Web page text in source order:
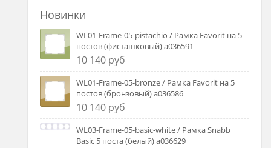
Новинки
WL01-Frame-05-pistachio / Рамка Favorit на 5
постов (фисташковый) a036591
10 140 руб
WL01-Frame-05-bronze / Рамка Favorit на 5
постов (бронзовый) a036586
10 140 руб
WL03-Frame-05-basic-white / Рамка Snabb
Basic 5 поста (белый) a036629